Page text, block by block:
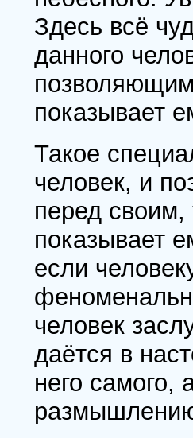
Здесь всё
данного
показывает
Такое
человек, и
перед своим,
показывает
если
человек
даётся в
него самого,